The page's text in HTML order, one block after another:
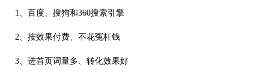
1、百度、搜狗和360搜索引擎
2、按效果付费、不花冤枉钱
3、进首页词量多、转化效果好